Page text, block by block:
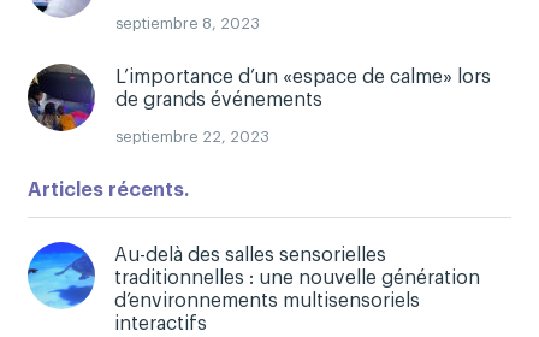
septiembre 8, 2023
L’importance d’un «espace de calme» lors
de grands événements
septiembre 22, 2023
Articles récents.
Au-delà des salles sensorielles
traditionnelles : une nouvelle génération
d’environnements multisensoriels
interactifs